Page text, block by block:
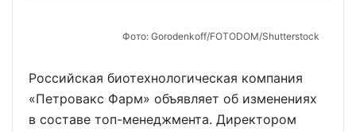
Фото: Gorodenkoff/FOTODOM/Shutterstock
Российская биотехнологическая компания
«Петровакс Фарм» объявляет об изменениях
в составе топ-менеджмента. Директором